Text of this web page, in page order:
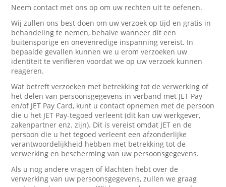
Neem contact met ons op om uw rechten uit te oefenen.
Wij zullen ons best doen om uw verzoek op tijd en gratis in
behandeling te nemen, behalve wanneer dit een
buitensporige en onevenredige inspanning vereist. In
bepaalde gevallen kunnen we u erom verzoeken uw
identiteit te verifiëren voordat we op uw verzoek kunnen
reageren.
Wat betreft verzoeken met betrekking tot de verwerking of
het delen van persoonsgegevens in verband met JET Pay
en/of JET Pay Card, kunt u contact opnemen met de persoon
die u het JET Pay-tegoed verleent (dit kan uw werkgever,
zakenpartner enz. zijn). Dit is vereist omdat JET en de
persoon die u het tegoed verleent een afzonderlijke
verantwoordelijkheid hebben met betrekking tot de
verwerking en bescherming van uw persoonsgegevens.
Als u nog andere vragen of klachten hebt over de
verwerking van uw persoonsgegevens, zullen we graag